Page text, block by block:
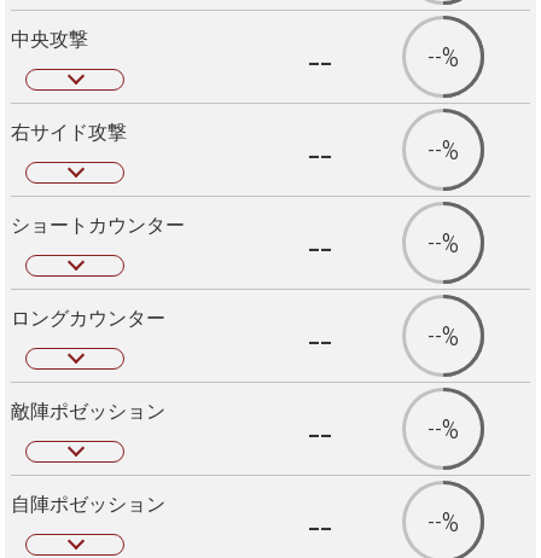
中央攻撃 -- --%
右サイド攻撃 -- --%
ショートカウンター -- --%
ロングカウンター -- --%
敵陣ポゼッション -- --%
自陣ポゼッション -- --%